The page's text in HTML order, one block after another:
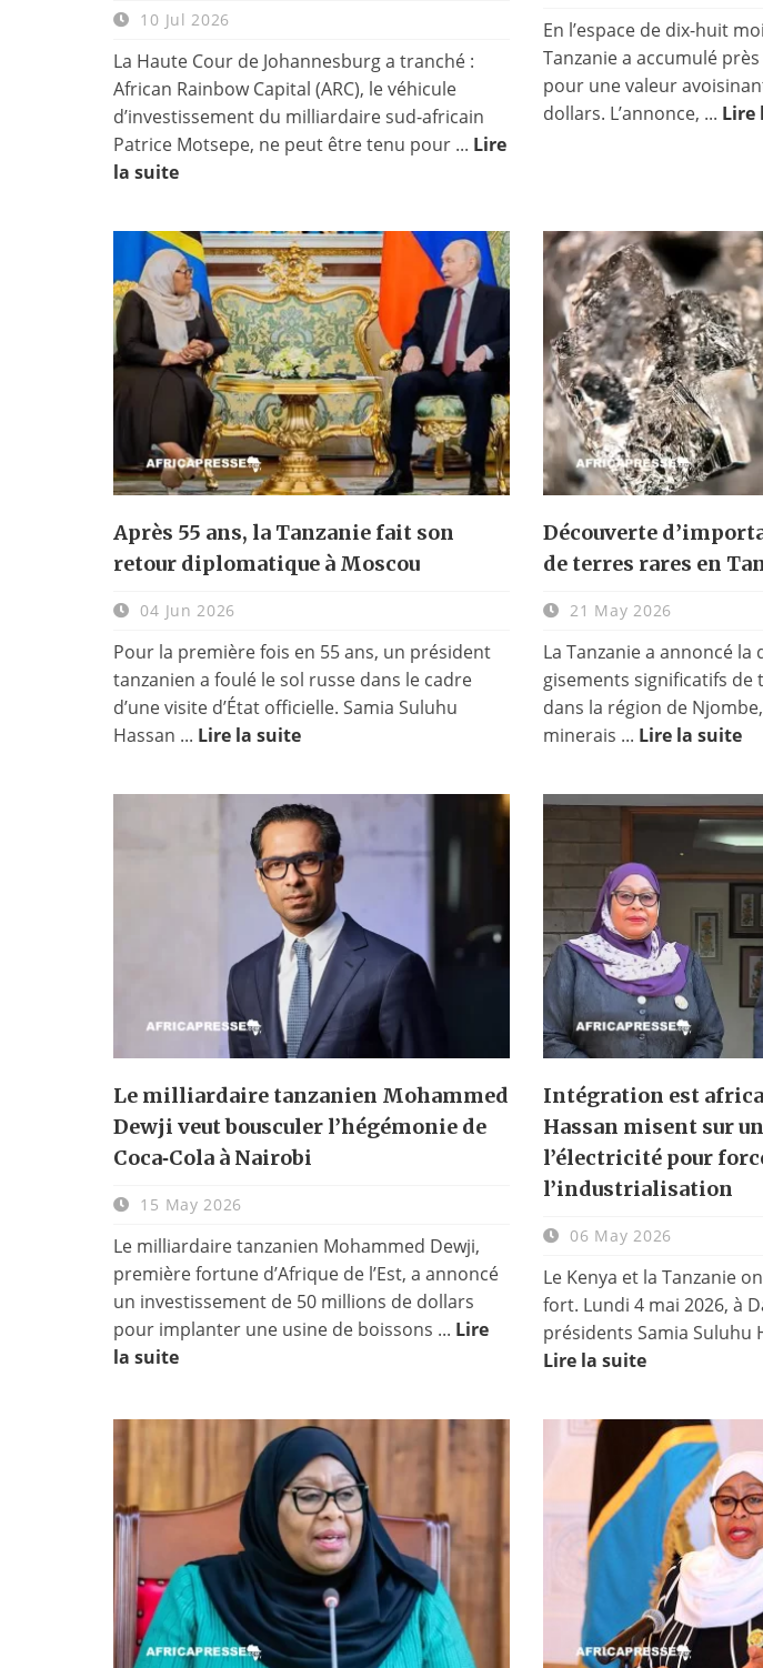
10 Jul 2026
La Haute Cour de Johannesburg a tranché :
African Rainbow Capital (ARC), le véhicule
d’investissement du milliardaire sud-africain
Patrice Motsepe, ne peut être tenu pour ... Lire
la suite
En l’espace de dix-huit
Tanzanie a accumulé
pour une valeur
dollars. L’annonce, ... Lire
Après 55 ans, la Tanzanie fait son
retour diplomatique à Moscou
04 Jun 2026
Pour la première fois en 55 ans, un président
tanzanien a foulé le sol russe dans le cadre
d’une visite d’État officielle. Samia Suluhu
Hassan ... Lire la suite
Découverte
de terres rares en
21 May 2026
La Tanzanie a annoncé la
gisements significatifs de
dans la région de
minerais ... Lire la suite
Le milliardaire tanzanien Mohammed
Dewji veut bousculer l’hégémonie de
Coca‑Cola à Nairobi
15 May 2026
Le milliardaire tanzanien Mohammed Dewji,
première fortune d’Afrique de l’Est, a annoncé
un investissement de 50 millions de dollars
pour implanter une usine de boissons ... Lire
la suite
Intégration est
Hassan misent sur
l’électricité pour
l’industrialisation
06 May 2026
Le Kenya et la Tanzanie
fort. Lundi 4 mai 2026, à
présidents Samia Suluhu
Lire la suite